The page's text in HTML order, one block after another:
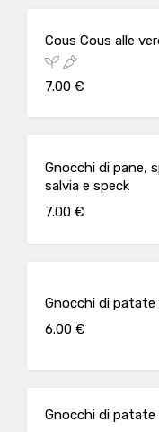
Cous Cous alle
7.00 €
Gnocchi di pane,
salvia e speck
7.00 €
Gnocchi di patate
6.00 €
Gnocchi di